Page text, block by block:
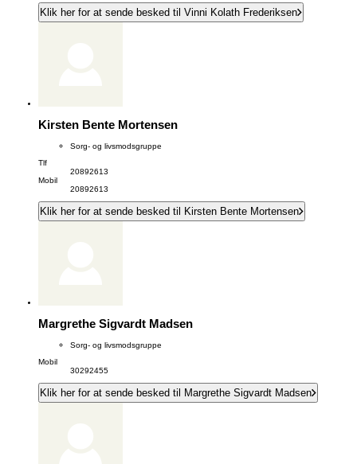
Klik her for at sende besked til Vinni Kolath Frederiksen
Kirsten Bente Mortensen
Sorg- og livsmodsgruppe
Tlf
20892613
Mobil
20892613
Klik her for at sende besked til Kirsten Bente Mortensen
Margrethe Sigvardt Madsen
Sorg- og livsmodsgruppe
Mobil
30292455
Klik her for at sende besked til Margrethe Sigvardt Madsen